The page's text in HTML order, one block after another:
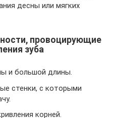
десны или мягких
провоцирующие
зуба
и большой длины.
стенки, с которыми
корней.